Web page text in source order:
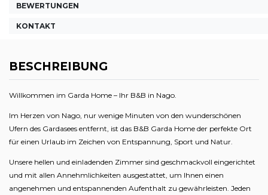
BEWERTUNGEN
KONTAKT
BESCHREIBUNG
Willkommen im Garda Home – Ihr B&B in Nago.
Im Herzen von Nago, nur wenige Minuten von den wunderschönen
Ufern des Gardasees entfernt, ist das B&B Garda Home der perfekte Ort
für einen Urlaub im Zeichen von Entspannung, Sport und Natur.
Unsere hellen und einladenden Zimmer sind geschmackvoll eingerichtet
und mit allen Annehmlichkeiten ausgestattet, um Ihnen einen
angenehmen und entspannenden Aufenthalt zu gewährleisten. Jeden